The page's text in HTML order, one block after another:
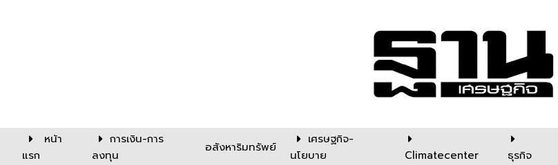
หน้า
แรก
การเงิน-การ
ลงทุน
อสังหาริมทรัพย์
เศรษฐกิจ-
นโยบาย
Climatecenter ธุรกิจ